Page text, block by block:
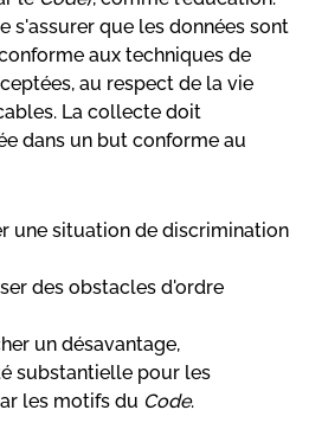
s'assurer que les données sont
aux techniques de
au respect de la vie
La collecte doit
dans un but conforme au
une situation de discrimination
des obstacles d'ordre
un désavantage,
substantielle pour les
les motifs du Code.